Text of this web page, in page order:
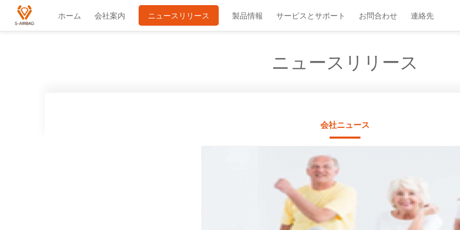
ホーム 会社案内 ニュースリリース 製品情報 サービスとサポート お問合わせ 連絡先
ニュースリリース
会社ニュース